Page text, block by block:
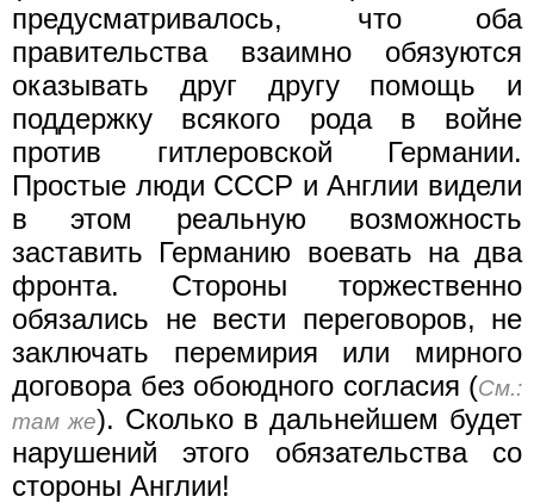
предусматривалось, что оба
правительства взаимно обязуются
оказывать друг другу помощь и
поддержку всякого рода в войне
против гитлеровской Германии.
Простые люди СССР и Англии видели
в этом реальную возможность
заставить Германию воевать на два
фронта. Стороны торжественно
обязались не вести переговоров, не
заключать перемирия или мирного
договора без обоюдного согласия (См.:
там же). Сколько в дальнейшем будет
нарушений этого обязательства со
стороны Англии!